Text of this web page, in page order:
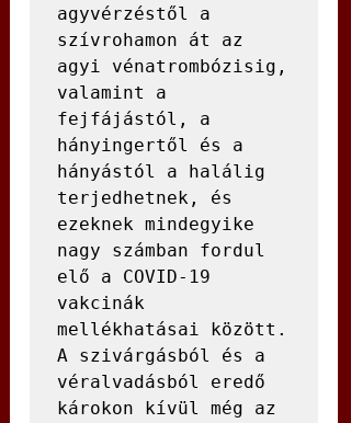
agyvérzéstől a
szívrohamon át az
agyi vénatrombózisig,
valamint a
fejfájástól, a
hányingertől és a
hányástól a halálig
terjedhetnek, és
ezeknek mindegyike
nagy számban fordul
elő a COVID-19
vakcinák
mellékhatásai között.
A szivárgásból és a
véralvadásból eredő
károkon kívül még az